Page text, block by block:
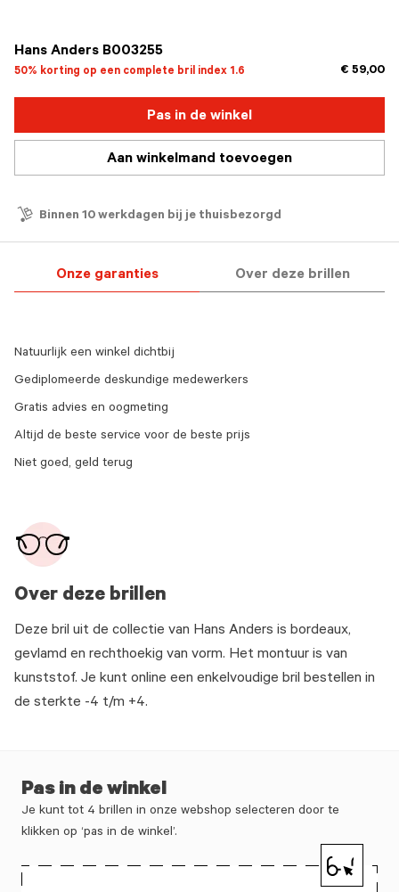
Hans Anders B003255
50% korting op een complete bril index 1.6 € 59,00
Pas in de winkel
Aan winkelmand toevoegen
Binnen 10 werkdagen bij je thuisbezorgd
Onze garanties Over deze brillen
Over deze brillen
Deze bril uit de collectie van Hans Anders is bordeaux,
gevlamd en rechthoekig van vorm. Het montuur is van
kunststof. Je kunt online een enkelvoudige bril bestellen in
de sterkte -4 t/m +4.
Natuurlijk een winkel dichtbij
Gediplomeerde deskundige medewerkers
Gratis advies en oogmeting
Altijd de beste service voor de beste prijs
Niet goed, geld terug
Pas in de winkel
Je kunt tot 4 brillen in onze webshop selecteren door te
klikken op ‘pas in de winkel’.